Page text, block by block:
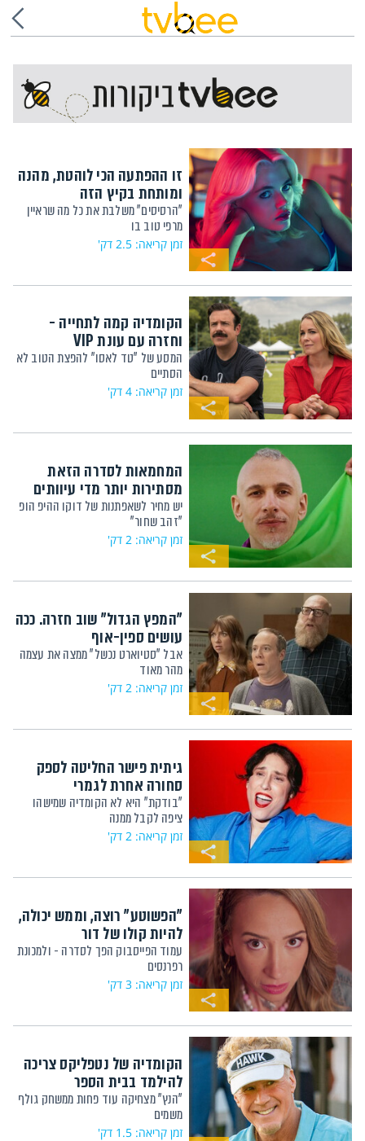
זו ההפתעה הכי לוהטת, מהנה
ומותחת בקיץ הזה
"הרסיסים" משלבת את כל מה שראיין
מרפי טוב בו
זמן קריאה: 2.5 דק'
הקומדיה קמה לתחייה -
וחזרה עם עונת VIP
המסע של "טד לאסו" להפצת הטוב לא
הסתיים
זמן קריאה: 4 דק'
המחמאות לסדרה הזאת
מסתירות יותר מדי עיוותים
יש מחיר לשאפתנות של דוקו ההיפ הופ
"זהב שחור"
זמן קריאה: 2 דק'
"המפץ הגדול" שוב חזרה. ככה
עושים ספין-אוף
אבל "סטיוארט נכשל" ממצה את עצמה
מהר מאוד
זמן קריאה: 2 דק'
גיתית פישר החליטה לספק
סחורה אחרת לגמרי
"בודקת" היא לא הקומדיה שמישהו
ציפה לקבל ממנה
זמן קריאה: 2 דק'
"הפשוטע" רוצה, וממש יכולה,
להיות קולו של דור
עמוד הפייסבוק הפך לסדרה - ולמכונת
רפרנסים
זמן קריאה: 3 דק'
הקומדיה של נטפליקס צריכה
להילמד בבית הספר
"הנץ" מצחיקה עוד פחות ממשחק גולף
משמים
זמן קריאה: 1.5 דק'